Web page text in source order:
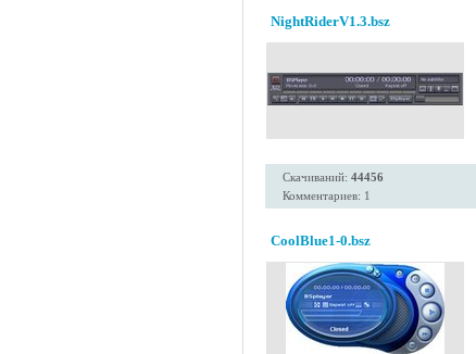
NightRiderV1.3.bsz
Скачиваний: 44456
Комментариев: 1
CoolBlue1-0.bsz